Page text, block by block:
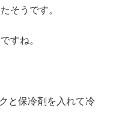
そうです。
すね。
と保冷剤を入れて冷